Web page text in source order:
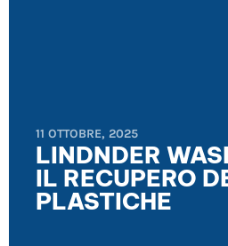
11 OTTOBRE, 2025
LINDNDER
IL RECUPERO
PLASTICHE